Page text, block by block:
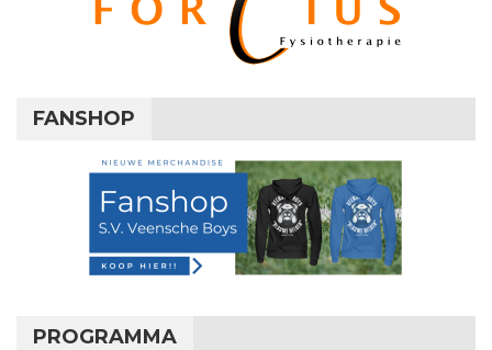
FANSHOP
PROGRAMMA